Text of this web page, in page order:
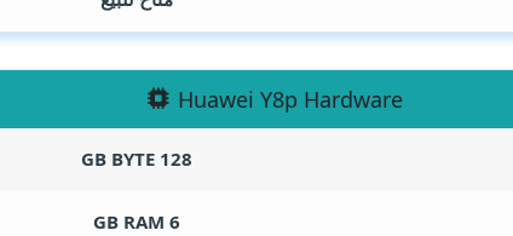
Huawei Y8p Hardware
128
GB BYTE
6
GB RAM